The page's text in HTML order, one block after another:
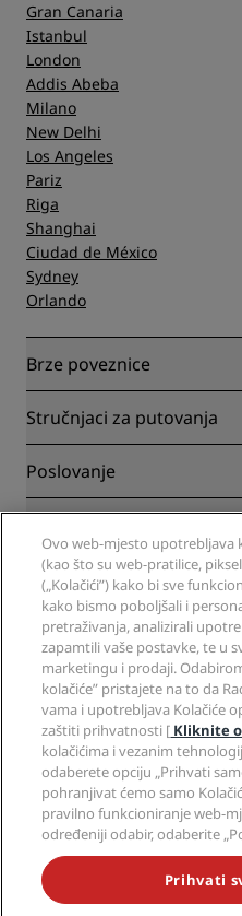
Gran Canaria
Istanbul
London
Addis Abeba
Milano
New Delhi
Los Angeles
Pariz
Riga
Shanghai
Ciudad de México
Sydney
Orlando
Brze poveznice
Radisson Rewards
Blog
Novi hoteli
Aplikacija Radisson Hotels
Hoteli za sportaše
Hoteli prilagođeni obiteljima
Zdravlje i sigurnost
Stručnjaci za putovanja
Partneri
Poslovanje
Radisson Hotel Group
Mediji
Radite u RHG-u
Radite u PPHE-e
Radite u EHL-u
The Club by RHG
Razvojne mogućnosti
Responsible Business
Nabava
Centar za privatnost
Pravna obavijest
Uvjeti i odredbe programa
Sporazum o uporabi web-
Digitalna dostupnost
Izjava o modernom ropstvu
Pomoć
Upozorenja za korisnike
Kontakt
Često postavljana pitanja
Mapa stranice
Društveni mediji
Brendovi Radisson Hotels
NIKADA NE PROPUSTITE
Ovo web-mjesto upotrebljava
(kao što su web-pratilice,
(„Kolačići”) kako bi sve
kako bismo poboljšali i
pretraživanja, analizirali
zapamtili vaše postavke, te u
marketingu i prodaji.
kolačiće” pristajete na to da
vama i upotrebljava Kolačiće
zaštiti prihvatnosti [ Kliknite
kolačićima i vezanim
odaberete opciju „Prihvati
pohranjivat ćemo samo
pravilno funkcioniranje web-
određeniji odabir, odaberite
Prihvati